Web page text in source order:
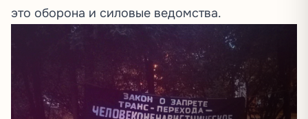
это оборона и силовые ведомства.